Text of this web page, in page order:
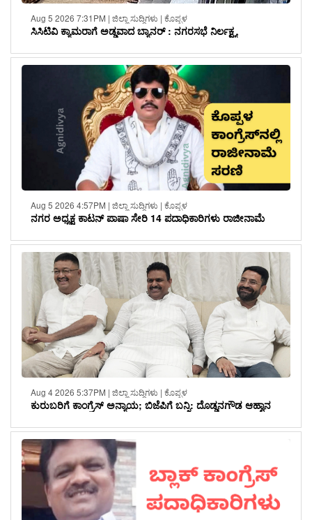
Aug 5 2026 7:31PM | ಜಿಲ್ಲಾ ಸುದ್ದಿಗಳು | ಕೊಪ್ಪಳ
ಸಿಸಿಟಿವಿ ಕ್ಯಾಮರಾಗೆ ಅಡ್ಡವಾದ ಬ್ಯಾನರ್ : ನಗರಸಭೆ ನಿರ್ಲಕ್ಷ್ಯ
Aug 5 2026 4:57PM | ಜಿಲ್ಲಾ ಸುದ್ದಿಗಳು | ಕೊಪ್ಪಳ
ನಗರ ಅಧ್ಯಕ್ಷ ಕಾಟನ್ ಪಾಷಾ ಸೇರಿ 14 ಪದಾಧಿಕಾರಿಗಳು ರಾಜೀನಾಮೆ
Aug 4 2026 5:37PM | ಜಿಲ್ಲಾ ಸುದ್ದಿಗಳು | ಕೊಪ್ಪಳ
ಕುರುಬರಿಗೆ ಕಾಂಗ್ರೆಸ್ ಅನ್ಯಾಯ; ಬಿಜೆಪಿಗೆ ಬನ್ನಿ: ದೊಡ್ಡನಗೌಡ ಆಹ್ವಾನ